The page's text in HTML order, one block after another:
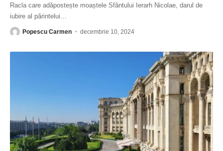
Racla care adăpostește moaștele Sfântului Ierarh Nicolae, darul de
iubire al părintelui
Popescu Carmen decembrie 10, 2024